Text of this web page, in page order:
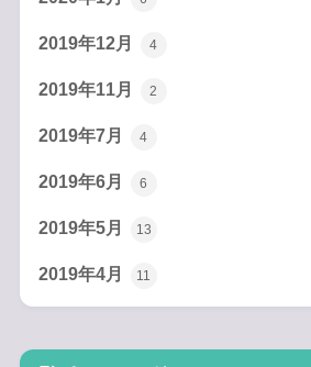
2019年12月 4
2019年11月 2
2019年7月 4
2019年6月 6
2019年5月 13
2019年4月 11